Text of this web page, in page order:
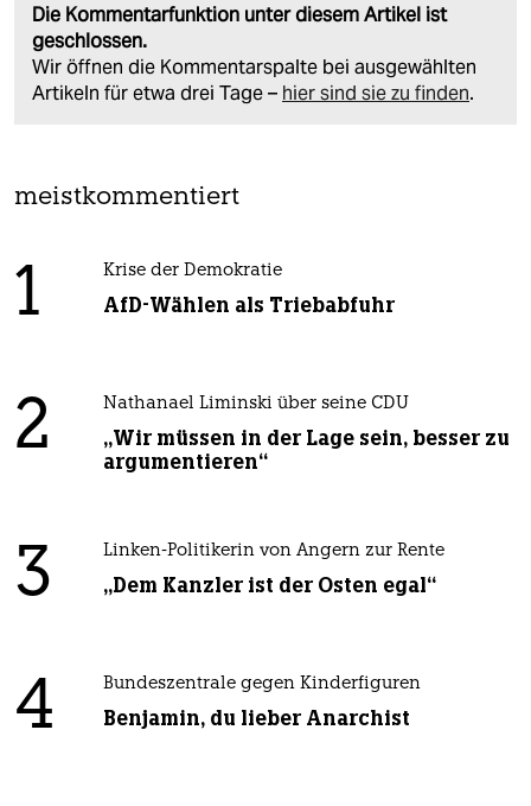
Die Kommentarfunktion unter diesem Artikel ist
geschlossen.
Wir öffnen die Kommentarspalte bei ausgewählten
Artikeln für etwa drei Tage – hier sind sie zu finden.
meistkommentiert
1 Krise der Demokratie
AfD-Wählen als Triebabfuhr
2 Nathanael Liminski über seine CDU
„Wir müssen in der Lage sein, besser zu
argumentieren“
3 Linken-Politikerin von Angern zur Rente
„Dem Kanzler ist der Osten egal“
4 Bundeszentrale gegen Kinderfiguren
Benjamin, du lieber Anarchist